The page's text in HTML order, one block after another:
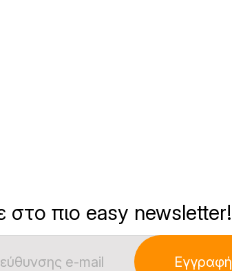
στο πιο easy newsletter!
Εγγραφή